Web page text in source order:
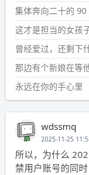
集体奔向二十的 90
这才是担当的女孩
曾经爱过，还剩下
那边有个新娘在等
永远在你的手心里
wdssmq
2025-11-25
所以，为什么
禁用户账号的同